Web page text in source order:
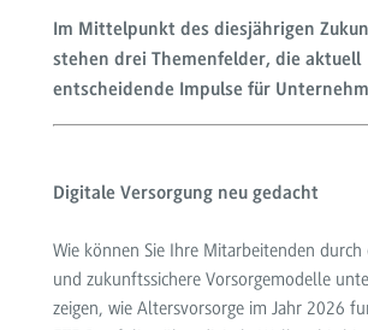
Im Mittelpunkt des diesjährigen
stehen drei Themenfelder, die aktuell
entscheidende Impulse für
Digitale Versorgung neu gedacht
Wie können Sie Ihre Mitarbeitenden
und zukunftssichere Vorsorgemodelle
zeigen, wie Altersvorsorge im Jahr 2026